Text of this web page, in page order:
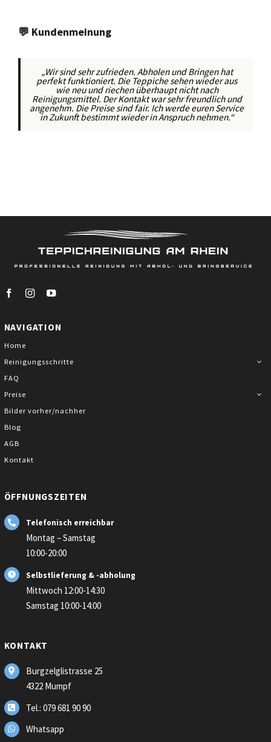
💬 Kundenmeinung
„Wir sind sehr zufrieden. Abholen und Bringen hat
perfekt funktioniert. Die Teppiche sehen wieder aus
wie neu und riechen überhaupt nicht nach
Reinigungsmittel. Der Kontakt war sehr freundlich und
angenehm. Die Preise sind fair. Ich werde euren Service
in Zukunft bestimmt wieder in Anspruch nehmen.“
NAVIGATION
Home
Reinigungsschritte
FAQ
Preise
Bilder vorher/nachher
Blog
AGB
Kontakt
ÖFFNUNGSZEITEN
Telefonisch erreichbar
Montag – Samstag
10:00-20:00
Selbstlieferung & -abholung
Mittwoch 12:00-14:30
Samstag 10:00-14:00
KONTAKT
Burgzelglistrasse 25
4322 Mumpf
Tel.: 079 681 90 90
Whatsapp